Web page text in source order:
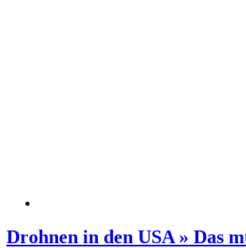
Drohnen in den USA » Das